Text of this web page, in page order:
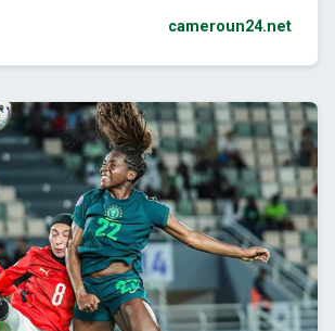
cameroun24.net